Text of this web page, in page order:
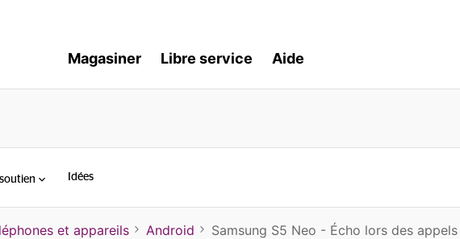
Magasiner Libre service Aide
Idées
et appareils Android Samsung S5 Neo - Écho lors des appels